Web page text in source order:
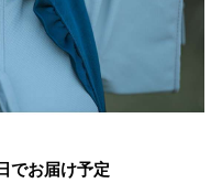
でお届け予定